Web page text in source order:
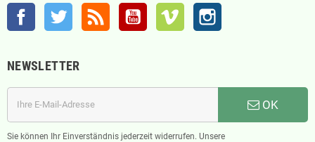
Facebook Twitter RSS YouTube Vimeo
NEWSLETTER
OK
Sie können Ihr Einverständnis jederzeit widerrufen. Unsere